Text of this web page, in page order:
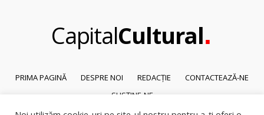
CapitalCultural.
PRIMA PAGINĂ DESPRE NOI REDACȚIE
CONTACTEAZĂ-NE
SUSȚINE-NE